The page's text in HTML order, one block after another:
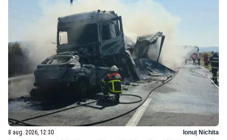
8 aug. 2026, 12:30 Ionuț Nichita